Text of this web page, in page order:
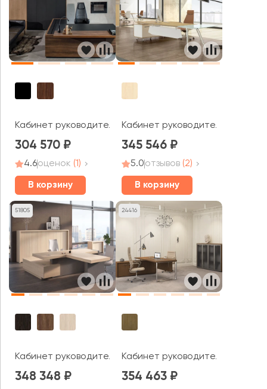
Кабинет руководителя Murano
304 570
4.6оценок (1)
В корзину
Кабинет руководителя Kross
345 546
5.0отзывов (2)
В корзину
51805
Кабинет руководителя Эра / Era
348 348
24416
Кабинет руководителя Orion
354 463